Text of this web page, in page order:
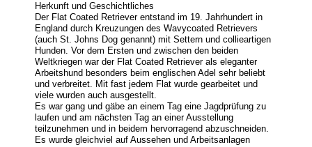
Herkunft und Geschichtliches
Der Flat Coated Retriever entstand im 19. Jahrhundert in
England durch Kreuzungen des Wavycoated Retrievers
(auch St. Johns Dog genannt) mit Settern und collieartigen
Hunden. Vor dem Ersten und zwischen den beiden
Weltkriegen war der Flat Coated Retriever als eleganter
Arbeitshund besonders beim englischen Adel sehr beliebt
und verbreitet. Mit fast jedem Flat wurde gearbeitet und
viele wurden auch ausgestellt.
Es war gang und gäbe an einem Tag eine Jagdprüfung zu
laufen und am nächsten Tag an einer Ausstellung
teilzunehmen und in beidem hervorragend abzuschneiden.
Es wurde gleichviel auf Aussehen und Arbeitsanlagen